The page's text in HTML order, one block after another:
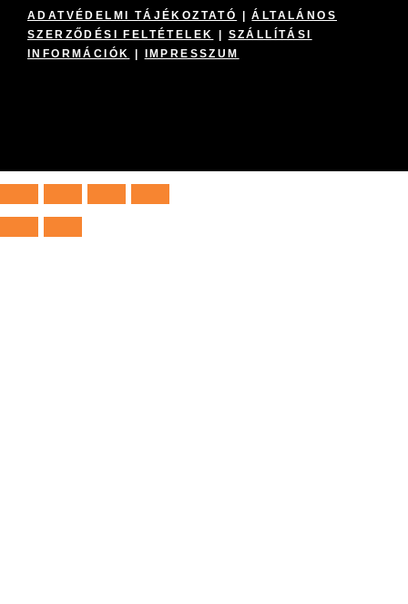
ADATVÉDELMI TÁJÉKOZTATÓ |ÁLTALÁNOS
SZERZŐDÉSI FELTÉTELEK
SZÁLLÍTÁSI
INFORMÁCIÓK
IMPRESSZUM